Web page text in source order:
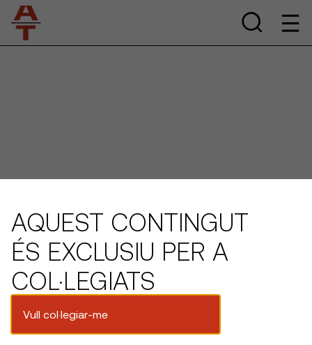
AQUEST CONTINGUT
ÉS EXCLUSIU PER A
COL·LEGIATS
Vull col·legiar-me